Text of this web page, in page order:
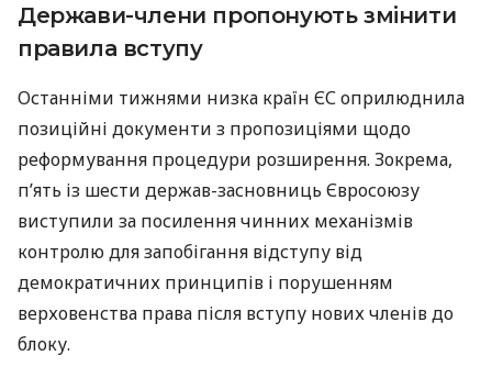
Держави-члени пропонують змінити
правила вступу
Останніми тижнями низка країн ЄС оприлюднила
позиційні документи з пропозиціями щодо
реформування процедури розширення. Зокрема,
п’ять із шести держав-засновниць Євросоюзу
виступили за посилення чинних механізмів
контролю для запобігання відступу від
демократичних принципів і порушенням
верховенства права після вступу нових членів до
блоку.